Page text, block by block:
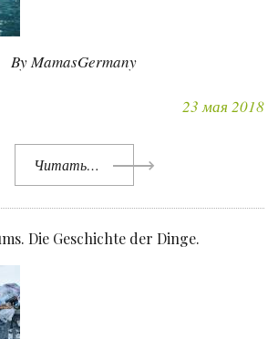
By MamasGermany
23 мая 2018
Читать…
Die Geschichte der Dinge.